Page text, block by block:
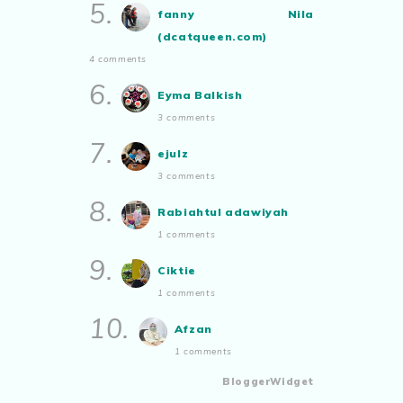
5.
fanny Nila
(dcatqueen.com)
4 comments
6. Eyma Balkish
3 comments
7. ejulz
3 comments
8. Rabiahtul adawiyah
1 comments
9. Ciktie
1 comments
10. Afzan
1 comments
BloggerWidget